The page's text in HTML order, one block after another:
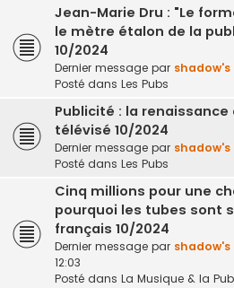
Jean-Marie Dru : "Le
le mètre étalon de la
10/2024
Dernier message par shadow's
Posté dans Les Pubs
Publicité : la
télévisé 10/2024
Dernier message par shadow's
Posté dans Les Pubs
Cinq millions pour une
pourquoi les tubes sont
français 10/2024
Dernier message par shadow's
12:03
Posté dans La Musique & la Pub